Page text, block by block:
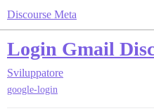
Discourse Meta
Login Gmail
Sviluppatore
google-login